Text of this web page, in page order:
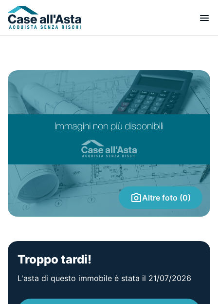
Altre foto (0)
Troppo tardi!
L'asta di questo immobile è stata il 21/07/2026